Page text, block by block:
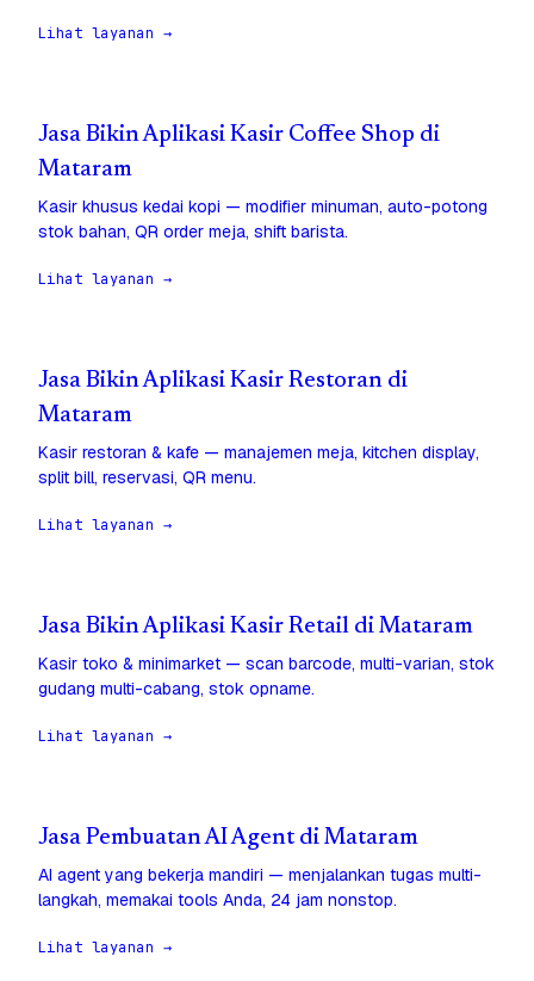
Lihat layanan →
Jasa Bikin Aplikasi Kasir Coffee Shop di
Mataram
Kasir khusus kedai kopi — modifier minuman, auto-potong
stok bahan, QR order meja, shift barista.
Lihat layanan →
Jasa Bikin Aplikasi Kasir Restoran di
Mataram
Kasir restoran & kafe — manajemen meja, kitchen display,
split bill, reservasi, QR menu.
Lihat layanan →
Jasa Bikin Aplikasi Kasir Retail di Mataram
Kasir toko & minimarket — scan barcode, multi-varian, stok
gudang multi-cabang, stok opname.
Lihat layanan →
Jasa Pembuatan AI Agent di Mataram
AI agent yang bekerja mandiri — menjalankan tugas multi-
langkah, memakai tools Anda, 24 jam nonstop.
Lihat layanan →